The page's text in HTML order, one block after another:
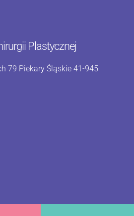
Plastycznej
79 Piekary Śląskie 41-945